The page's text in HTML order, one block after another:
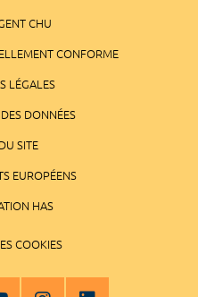
CHU
CONFORME
LÉGALES
DONNÉES
SITE
EUROPÉENS
HAS
COOKIES